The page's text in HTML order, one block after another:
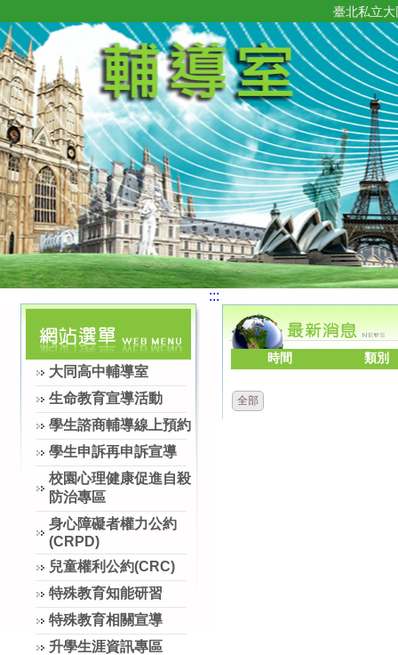
臺北私立
大同高中輔導室
生命教育宣導活動
學生諮商輔導線上預約
學生申訴再申訴宣導
校園心理健康促進自殺
防治專區
身心障礙者權力公約
(CRPD)
兒童權利公約(CRC)
特殊教育知能研習
特殊教育相關宣導
升學生涯資訊專區
:::
時間 類別
全部